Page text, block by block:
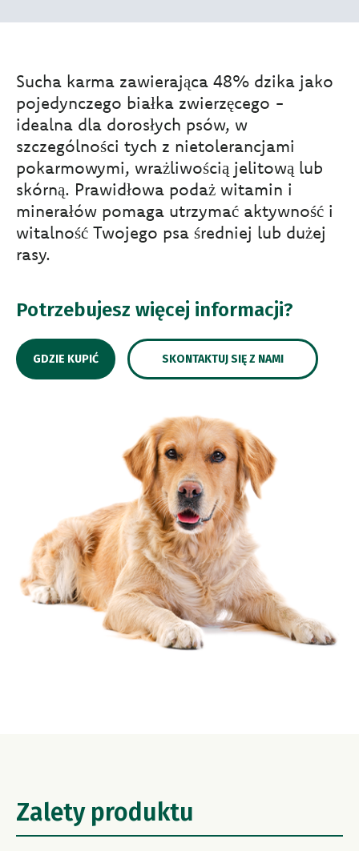
Sucha karma zawierająca 48% dzika jako
pojedynczego białka zwierzęcego -
idealna dla dorosłych psów, w
szczególności tych z nietolerancjami
pokarmowymi, wrażliwością jelitową lub
skórną. Prawidłowa podaż witamin i
minerałów pomaga utrzymać aktywność i
witalność Twojego psa średniej lub dużej
rasy.
Potrzebujesz więcej informacji?
GDZIE KUPIĆ SKONTAKTUJ SIĘ Z NAMI
Zalety produktu